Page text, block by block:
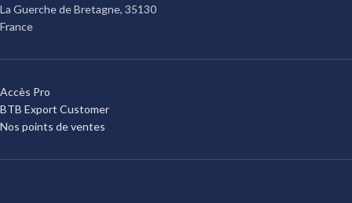
La Guerche de Bretagne, 35130
France
Accès Pro
BTB Export Customer
Nos points de ventes